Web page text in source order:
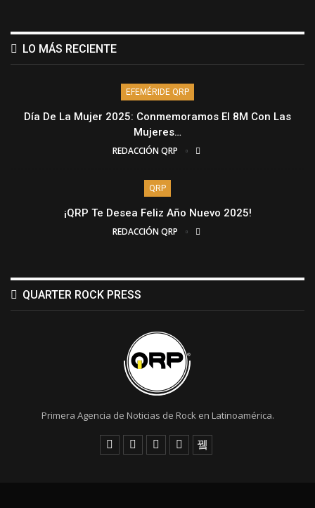
LO MÁS RECIENTE
EFEMÉRIDE QRP
Día De La Mujer 2025: Conmemoramos El 8M Con Las
Mujeres…
REDACCIÓN QRP
QRP
¡QRP Te Desea Feliz Año Nuevo 2025!
REDACCIÓN QRP
QUARTER ROCK PRESS
Primera Agencia de Noticias de Rock en Latinoamérica.